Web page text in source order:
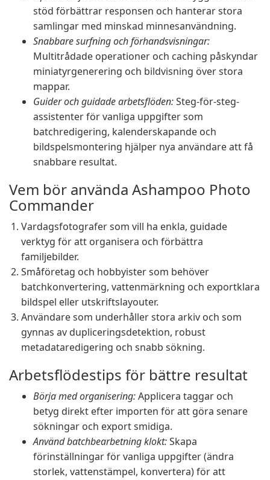
stöd förbättrar responsen och hanterar stora
samlingar med minskad minnesanvändning.
Snabbare surfning och förhandsvisningar:
Multitrådade operationer och caching påskyndar
miniatyrgenerering och bildvisning över stora
mappar.
Guider och guidade arbetsflöden:Steg-för-steg-
assistenter för vanliga uppgifter som
batchredigering, kalenderskapande och
bildspelsmontering hjälper nya användare att få
snabbare resultat.
Vem bör använda Ashampoo Photo
Commander
Vardagsfotografer som vill ha enkla, guidade
verktyg för att organisera och förbättra
familjebilder.
Småföretag och hobbyister som behöver
batchkonvertering, vattenmärkning och exportklara
bildspel eller utskriftslayouter.
Användare som underhåller stora arkiv och som
gynnas av dupliceringsdetektion, robust
metadataredigering och snabb sökning.
Arbetsflödestips för bättre resultat
Börja med organisering:Applicera taggar och
betyg direkt efter importen för att göra senare
sökningar och export smidiga.
Använd batchbearbetning klokt:Skapa
förinställningar för vanliga uppgifter (ändra
storlek, vattenstämpel, konvertera) för att